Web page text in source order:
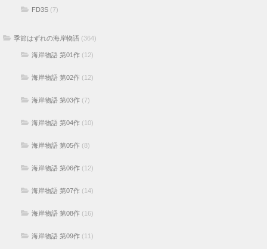
FD3S (7)
季節はずれの海岸物語 (364)
海岸物語 第01作 (12)
海岸物語 第02作 (12)
海岸物語 第03作 (7)
海岸物語 第04作 (10)
海岸物語 第05作 (8)
海岸物語 第06作 (12)
海岸物語 第07作 (14)
海岸物語 第08作 (16)
海岸物語 第09作 (11)